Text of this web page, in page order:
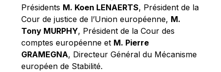
Pierre Gramegna
Richard Pelly
Robert Goebbels
Robert REYNDERS
Présidents M. Koen LENAERTS, Président de la
Cour de justice de l’Union européenne, M.
Tony MURPHY, Président de la Cour des
comptes européenne et M. Pierre
GRAMEGNA, Directeur Général du Mécanisme
européen de Stabilité.